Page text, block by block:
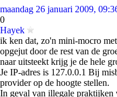
maandag 26 januari 2009,
0
Hayek
ik ken dat, zo'n mini-mocro
opgejut door de rest van de
naar uitsteekt krijg je de hele
Je IP-adres is 127.0.0.1 Bij
provider op de hoogte stellen.
In geval van illegale